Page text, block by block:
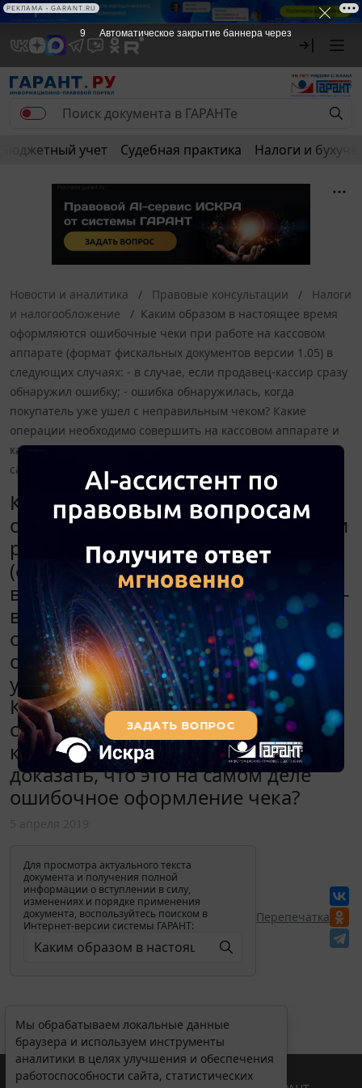
Бюджетный учет Судебная практика Налоги и
Новости и аналитика Правовые консультации
Налоги
и налогообложение
Каким образом в настоящее время
оформляются ошибочные чеки при работе на кассовом
аппарате (формат фискальных документов версии 1.05) в
следующих случаях: - в случае, если продавец-кассир сразу
обнаружил ошибку; - ошибка обнаружилась, когда
покупатель уже ушел с неправильным чеком? Какие
операции необходимо совершить на кассовом аппарате и
какие документы оформить, чтобы доказать, что это на
самом деле ошибочное оформление чека?
Каким образом в настоящее время
оформляются ошибочные чеки при
работе на кассовом аппарате
(формат фискальных документов
версии 1.05) в следующих случаях: -
в случае, если продавец-кассир
сразу обнаружил ошибку; - ошибка
обнаружилась, когда покупатель
уже ушел с неправильным чеком?
Какие операции необходимо
совершить на кассовом аппарате и
какие документы оформить, чтобы
доказать, что это на самом деле
ошибочное оформление чека?
Для просмотра актуального текста
документа и получения полной
информации о вступлении в силу,
изменениях и порядке применения
документа, воспользуйтесь поиском в
Интернет-версии системы ГАРАНТ:
Перепечатка
Мы обрабатываем локальные данные
браузера и используем инструменты
аналитики в целях улучшения и обеспечения
работоспособности сайта, статистических
9 Автоматическое закрытие баннера через
РЕКЛАМА • GARANT.RU